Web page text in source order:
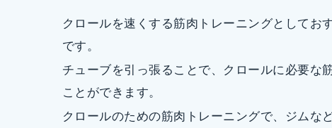
クロールを速くする筋肉トレーニングとしてお
です。
チューブを引っ張ることで、クロールに必要な
ことができます。
クロールのための筋肉トレーニングで、ジムな